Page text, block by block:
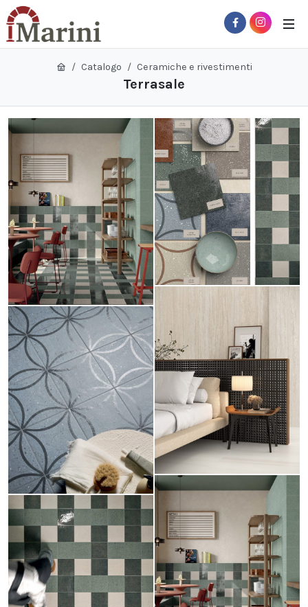
Menu
Catalogo Ceramiche e rivestimenti
Terrasale